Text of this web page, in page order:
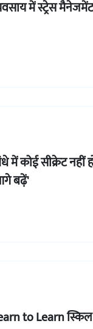
में स्ट्रेस
में कोई सीक्रेट नहीं
बढ़ें'
to Learn